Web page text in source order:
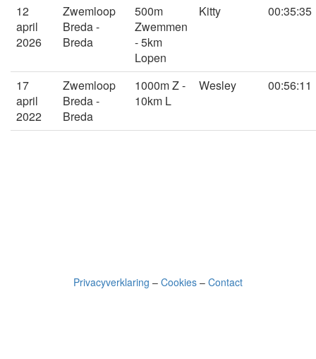
12
april
2026
Zwemloop
Breda -
Breda
500m
Zwemmen
- 5km
Lopen
Kitty 00:35:35
17
april
2022
Zwemloop
Breda -
Breda
1000m Z -
10km L
Wesley 00:56:11
Privacyverklaring – Cookies – Contact